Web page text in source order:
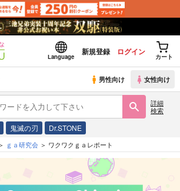
Language
新規登録 ログイン
カート
男性向け 女性向け
詳細
検索
鬼滅の刃 Dr.STONE
ｇａ研究会 ワクワクｇａレポート